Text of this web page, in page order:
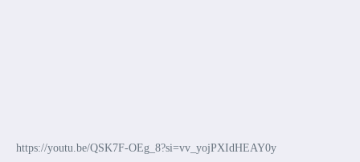
https://youtu.be/QSK7F-OEg_8?si=vv_yojPXIdHEAY0y